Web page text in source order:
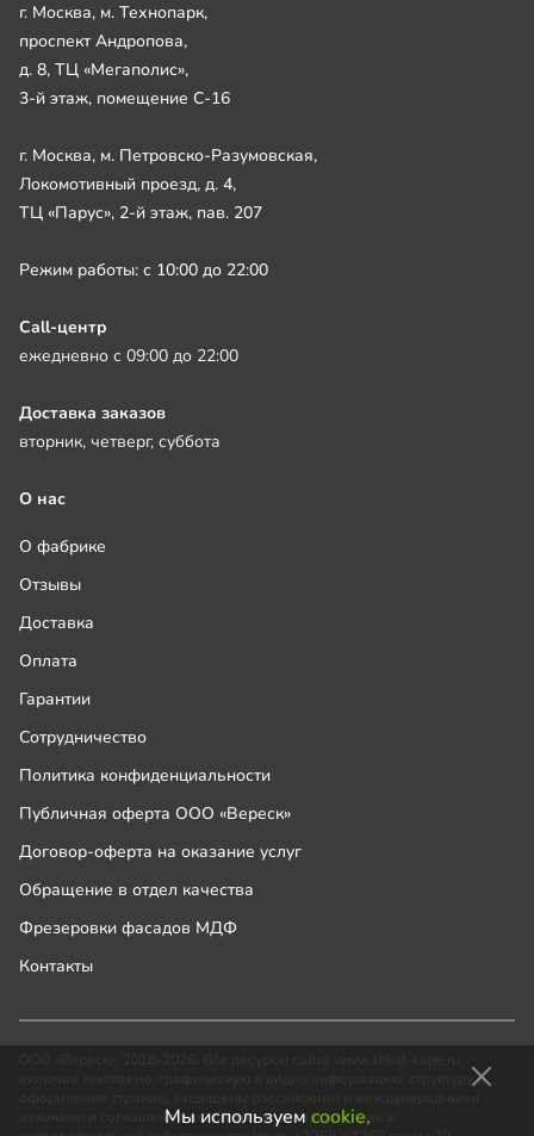
Мы используем cookie,
г. Москва, м. Технопарк,
проспект Андропова,
д. 8, ТЦ «Мегаполис»,
3-й этаж, помещение С-16
г. Москва, м. Петровско-Разумовская,
Локомотивный проезд, д. 4,
ТЦ «Парус», 2-й этаж, пав. 207
Режим работы: с 10:00 до 22:00
Call-центр
ежедневно с 09:00 до 22:00
Доставка заказов
вторник, четверг, суббота
О нас
О фабрике
Отзывы
Доставка
Оплата
Гарантии
Сотрудничество
Политика конфиденциальности
Публичная оферта ООО «Вереск»
Договор-оферта на оказание услуг
Обращение в отдел качества
Фрезеровки фасадов МДФ
Контакты
включая текстовую, графическую и видео информацию, структуру и
законами и соглашениями об охране авторских прав и